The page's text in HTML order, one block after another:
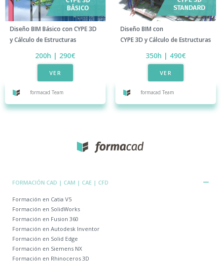
Diseño BIM Básico con CYPE 3D
y Cálculo de Estructuras
200h | 290€
VER
formacad Team
Diseño BIM con
CYPE 3D y Cálculo de Estructuras
350h | 490€
VER
formacad Team
FORMACIÓN CAD | CAM | CAE | CFD
Formación en Catia V5
Formación en SolidWorks
Formación en Fusion 360
Formación en Autodesk Inventor
Formación en Solid Edge
Formación en Siemens NX
Formación en Rhinoceros 3D